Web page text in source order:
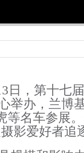
，第十七届
举办，兰博
等名车参展
影爱好者追